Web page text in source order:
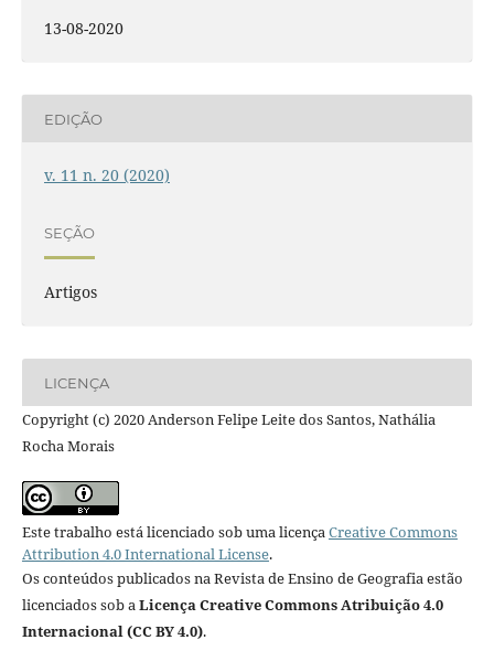
13-08-2020
EDIÇÃO
v. 11 n. 20 (2020)
SEÇÃO
Artigos
LICENÇA
Copyright (c) 2020 Anderson Felipe Leite dos Santos, Nathália
Rocha Morais
Este trabalho está licenciado sob uma licençaCreative Commons
Attribution 4.0 International License.
Os conteúdos publicados na Revista de Ensino de Geografia estão
licenciados sob aLicença Creative Commons Atribuição 4.0
Internacional (CC BY 4.0).